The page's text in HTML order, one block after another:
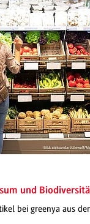
und
bei greenya aus